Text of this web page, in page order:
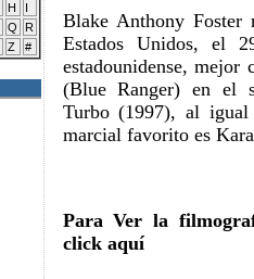
H
I
Q
R
Z #
Blake Anthony Foster
Estados Unidos, el
estadounidense,
(Blue Ranger) en el
Turbo (1997), al igual
marcial favorito es
Para Ver la
click aquí